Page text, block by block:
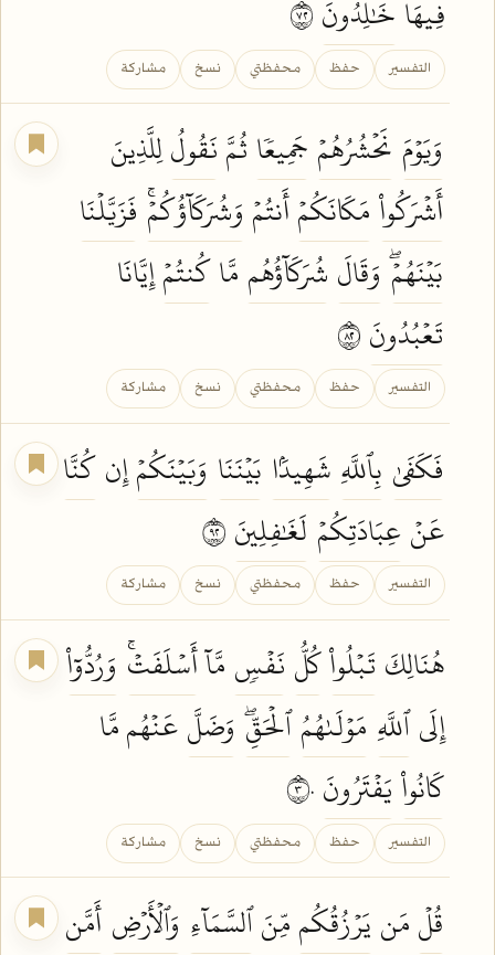
فِيهَا خَٰلِدُونَ
التفسير حفظ محفظتي نسخ مشاركة
وَيَوۡمَ نَحۡشُرُهُمۡ جَمِيعٗا ثُمَّنَقُولُلِلَّذِينَ
أَشۡرَكُواْ مَكَانَكُمۡأَنتُمۡ وَشُرَكَآؤُكُمۡۚ فَزَيَّلۡنَا
بَيۡنَهُمۡۖ وَقَالَ شُرَكَآؤُهُم مَّاكُنتُمۡإِيَّانَا
تَعۡبُدُونَ
التفسير حفظ محفظتي نسخ مشاركة
فَكَفَىٰ بِٱللَّهِ شَهِيدَۢا بَيۡنَنَا وَبَيۡنَكُمۡإِنكُنَّا
عَنۡعِبَادَتِكُمۡ لَغَٰفِلِينَ
التفسير حفظ محفظتي نسخ مشاركة
هُنَالِكَ تَبۡلُواْكُلُّ نَفۡسٖ مَّآأَسۡلَفَتۡۚ وَرُدُّوٓاْ
إِلَىٱللَّهِ مَوۡلَىٰهُمُٱلۡحَقِّۖ وَضَلَّعَنۡهُم مَّا
كَانُواْ يَفۡتَرُونَ
التفسير حفظ محفظتي نسخ مشاركة
قُلۡمَن يَرۡزُقُكُممِّنَٱلسَّمَآءِ وَٱلۡأَرۡضِ أَمَّن